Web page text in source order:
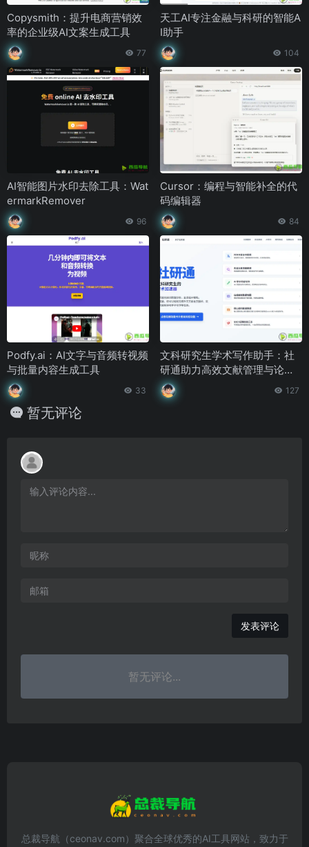
Copysmith：提升电商营销效
率的企业级AI文案生成工具
77
天工AI专注金融与科研的智能A
I助手
104
AI智能图片水印去除工具：Wat
ermarkRemover
96
Cursor：编程与智能补全的代
码编辑器
84
Podfy.ai：AI文字与音频转视频
与批量内容生成工具
33
文科研究生学术写作助手：社
研通助力高效文献管理与论文
创作
127
暂无评论
发表评论
暂无评论...
总裁导航（ceonav.com）聚合全球优秀的AI工具网站，致力于